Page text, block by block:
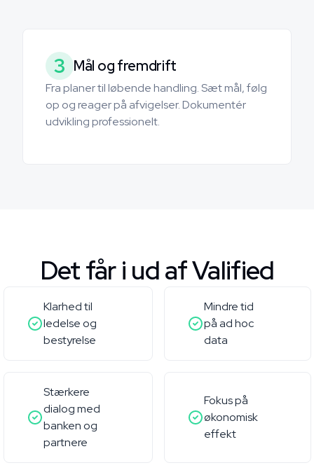
3 Mål og fremdrift
Fra planer til løbende handling. Sæt mål, følg
op og reager på afvigelser. Dokumentér
udvikling professionelt.
Det får i ud af Valified
Klarhed til
ledelse og
bestyrelse
Mindre tid
på ad hoc
data
Stærkere
dialog med
banken og
partnere
Fokus på
økonomisk
effekt